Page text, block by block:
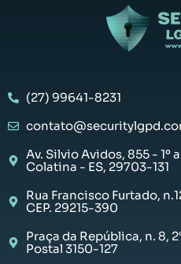
(27) 99641-8231
Av. Silvio Avidos, 855 - 1º
Colatina - ES, 29703-131
Rua Francisco Furtado,
CEP. 29215-390
Praça da República, n. 8,
Postal 3150-127